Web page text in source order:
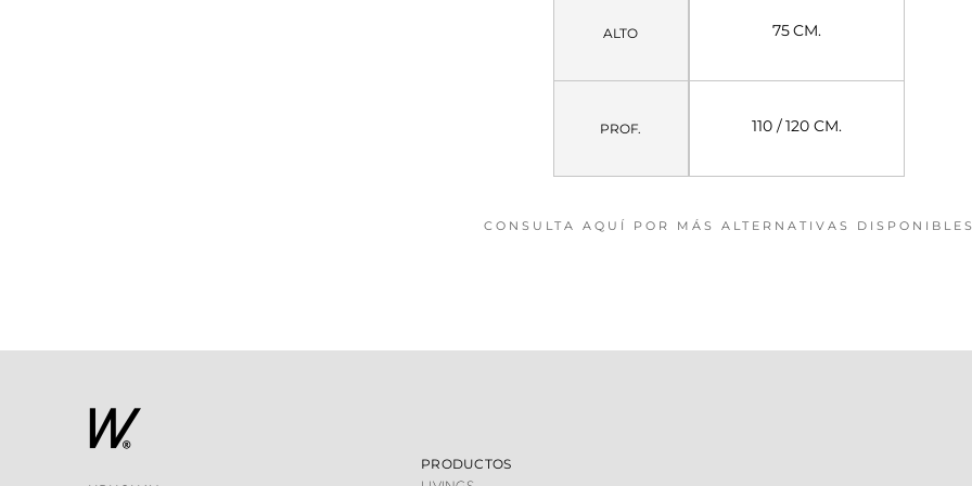
ALTO 75 CM.
PROF. 110 / 120 CM.
CONSULTA AQUÍ POR MÁS ALTERNATIVAS
PRODUCTOS